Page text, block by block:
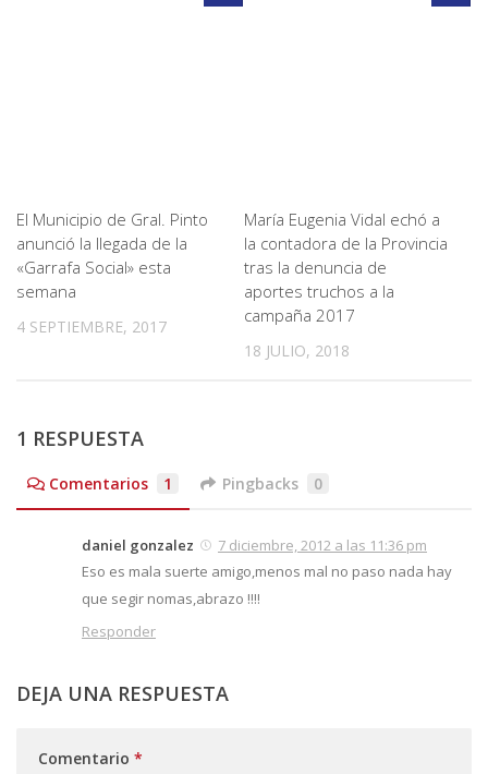
El Municipio de Gral. Pinto
anunció la llegada de la
«Garrafa Social» esta
semana
4 SEPTIEMBRE, 2017
María Eugenia Vidal echó a
la contadora de la Provincia
tras la denuncia de
aportes truchos a la
campaña 2017
18 JULIO, 2018
1 RESPUESTA
Comentarios 1 Pingbacks 0
daniel gonzalez
7 diciembre, 2012 a las 11:36 pm
Eso es mala suerte amigo,menos mal no paso nada hay
que segir nomas,abrazo !!!!
Responder
DEJA UNA RESPUESTA
Comentario *